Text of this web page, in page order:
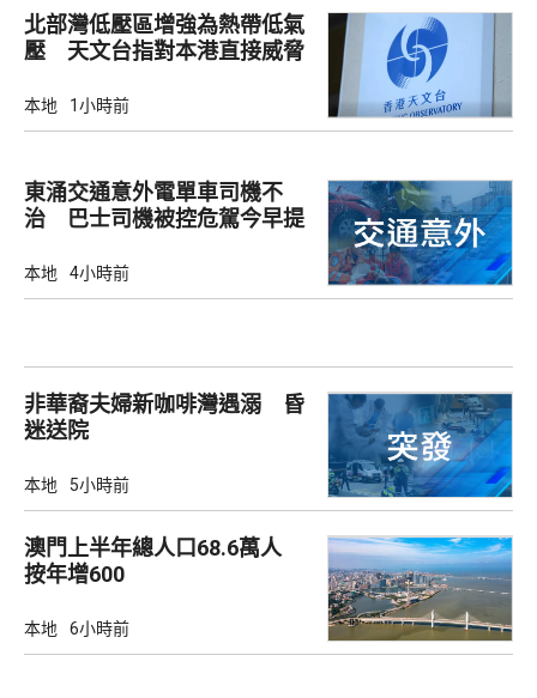
北部灣低壓區增強為熱帶低氣
壓 天文台指對本港直接威脅
本地 1小時前
東涌交通意外電單車司機不
治 巴士司機被控危駕今早提
本地 4小時前
非華裔夫婦新咖啡灣遇溺 昏
迷送院
本地 5小時前
澳門上半年總人口68.6萬人
按年增600
本地 6小時前